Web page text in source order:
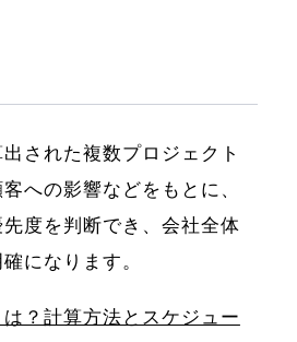
された複数プロジェクト
への影響などをもとに、
度を判断でき、会社全体
になります。
？計算方法とスケジュー